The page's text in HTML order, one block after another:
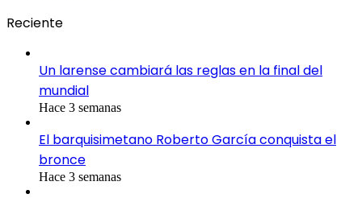
Reciente
Un larense cambiará las reglas en la final del
mundial
Hace 3 semanas
El barquisimetano Roberto García conquista el
bronce
Hace 3 semanas